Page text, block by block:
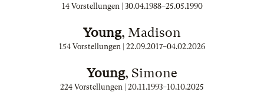
14 Vorstellungen | 30.04.1988–25.05.1990
Young, Madison
154 Vorstellungen | 22.09.2017–04.02.2026
Young, Simone
224 Vorstellungen | 20.11.1993–10.10.2025